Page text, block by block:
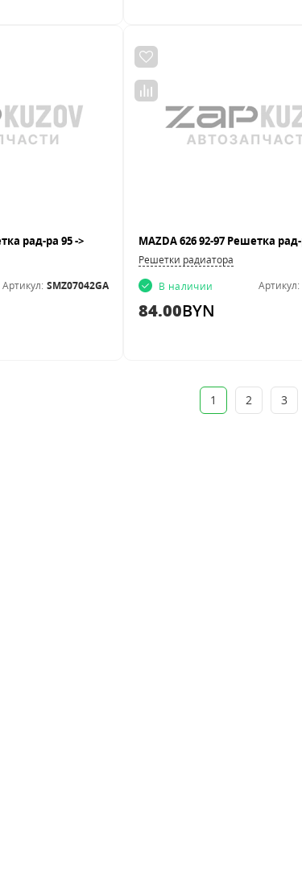
рад-ра 95 ->
Артикул: SMZ07042GA
Решетки радиатора
В наличии
Артикул:
84.00BYN
1 2 3